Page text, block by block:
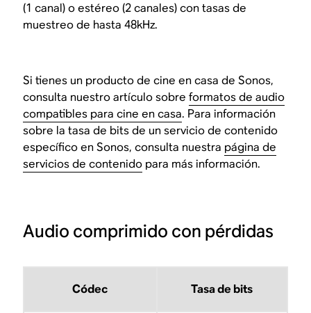
(1 canal) o estéreo (2 canales) con tasas de
muestreo de hasta 48kHz.
Si tienes un producto de cine en casa de Sonos,
consulta nuestro artículo sobreformatos de audio
compatibles para cine en casa. Para información
sobre la tasa de bits de un servicio de contenido
específico en Sonos, consulta nuestra página de
servicios de contenido para más información.
Audio comprimido con pérdidas
Códec Tasa de bits